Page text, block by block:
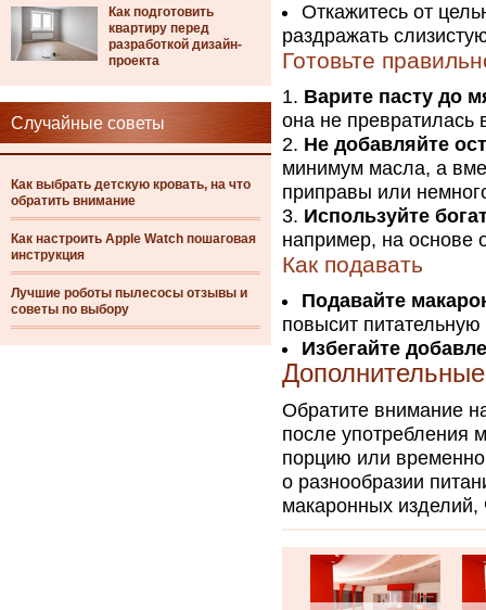
Как подготовить
квартиру перед
разработкой дизайн-
проекта
Случайные советы
Как выбрать детскую кровать, на что
обратить внимание
Как настроить Apple Watch пошаговая
инструкция
Лучшие роботы пылесосы отзывы и
советы по выбору
Откажитесь от
раздражать
Готовьте
Варите пасту до
она не превратилась
Не добавляйте
минимум масла, а
приправы или
Используйте
например, на основе
Как подавать
Подавайте
повысит
Избегайте
Обратите внимание
после употребления
порцию или
о разнообразии
макаронных изделий,